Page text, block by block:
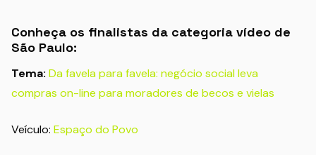
Conheça os finalistas da categoria vídeo de
São Paulo:
Tema: Da favela para favela: negócio social leva
compras on-line para moradores de becos e vielas
Veículo: Espaço do Povo